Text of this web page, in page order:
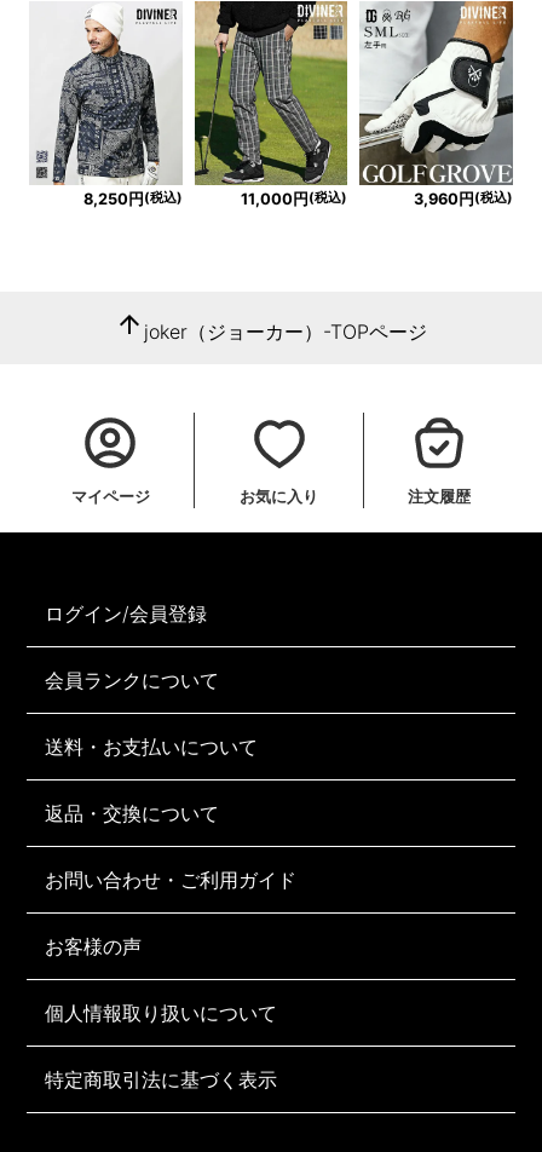
8,250円 (税込) 11,000円 (税込) 3,960円 (税込)
arrow_upward joker（ジョーカー）-TOPページ
マイページ お気に入り 注文履歴
ログイン/会員登録
会員ランクについて
送料・お支払いについて
返品・交換について
お問い合わせ・ご利用ガイド
お客様の声
個人情報取り扱いについて
特定商取引法に基づく表示